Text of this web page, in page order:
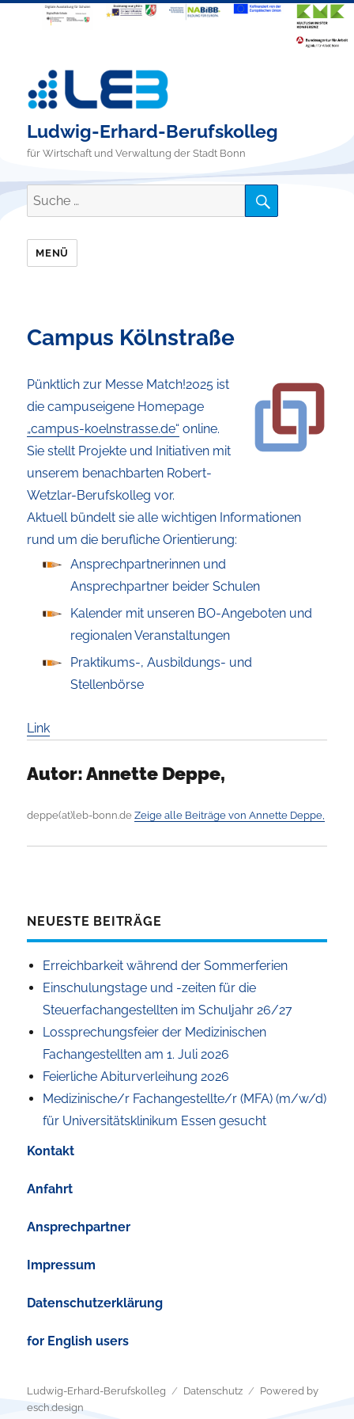
Ludwig-Erhard-Berufskolleg
für Wirtschaft und Verwaltung der Stadt Bonn
Suche
nach:
SUCHE
MENÜ
Campus Kölnstraße
Pünktlich zur Messe Match!2025 ist
die campuseigene Homepage
„campus-koelnstrasse.de“ online.
Sie stellt Projekte und Initiativen mit
unserem benachbarten Robert-
Wetzlar-Berufskolleg vor.
Aktuell bündelt sie alle wichtigen Informationen
rund um die berufliche Orientierung:
Ansprechpartnerinnen und
Ansprechpartner beider Schulen
Kalender mit unseren BO-Angeboten und
regionalen Veranstaltungen
Praktikums-, Ausbildungs- und
Stellenbörse
Link
Autor:Annette Deppe,
deppe(at)leb-bonn.deZeige alle Beiträge von Annette Deppe,
NEUESTE BEITRÄGE
Erreichbarkeit während der Sommerferien
Einschulungstage und -zeiten für die
Steuerfachangestellten im Schuljahr 26/27
Lossprechungsfeier der Medizinischen
Fachangestellten am 1. Juli 2026
Feierliche Abiturverleihung 2026
Medizinische/r Fachangestellte/r (MFA) (m/w/d)
für Universitätsklinikum Essen gesucht
Kontakt
Anfahrt
Ansprechpartner
Impressum
Datenschutzerklärung
for English users
Ludwig-Erhard-Berufskolleg Datenschutz
Powered by
esch.design